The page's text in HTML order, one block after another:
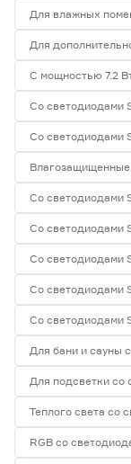
Для влажных
Для
С мощностью 7.2
Со светодиодами
Со светодиодами
Со светодиодами
Со светодиодами
Со светодиодами
Со светодиодами
Со светодиодами
Для бани и сауны
Для подсветки со
Теплого света со
RGB со